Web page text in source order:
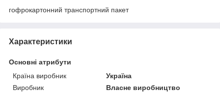
гофрокартонний транспортний пакет
Характеристики
Основні атрибути
Країна виробник
Україна
Виробник
Власне виробництво